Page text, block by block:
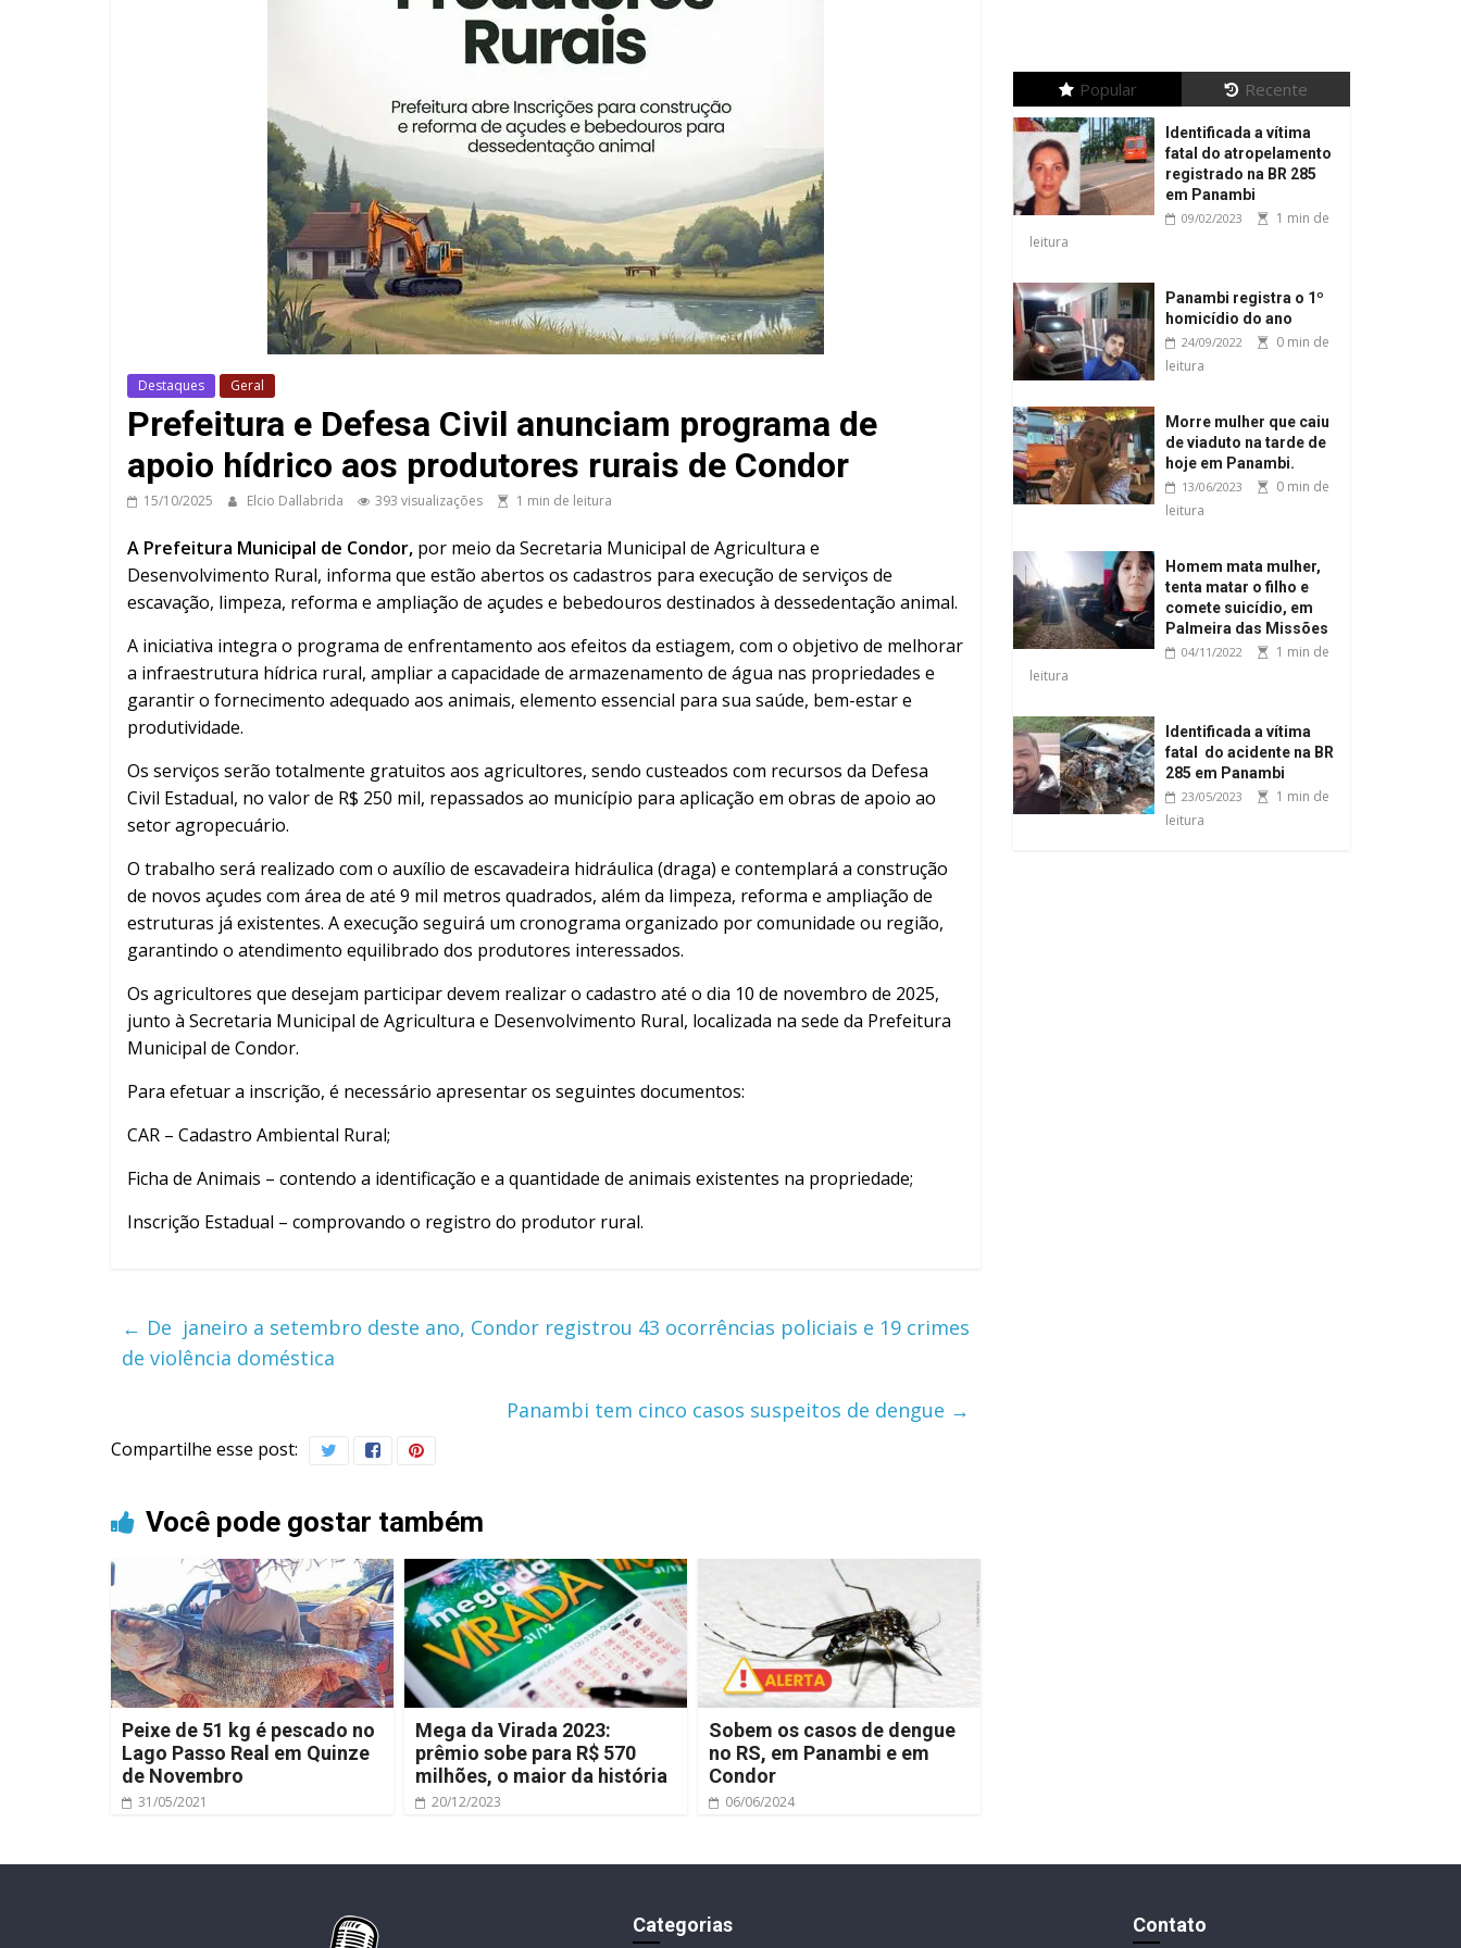
Destaques Geral
Prefeitura e Defesa Civil anunciam programa de
apoio hídrico aos produtores rurais de Condor
15/10/2025 Elcio Dallabrida 393 visualizações 1 min de leitura
A Prefeitura Municipal de Condor, por meio da Secretaria Municipal de Agricultura e
Desenvolvimento Rural, informa que estão abertos os cadastros para execução de serviços de
escavação, limpeza, reforma e ampliação de açudes e bebedouros destinados à dessedentação animal.
A iniciativa integra o programa de enfrentamento aos efeitos da estiagem, com o objetivo de melhorar
a infraestrutura hídrica rural, ampliar a capacidade de armazenamento de água nas propriedades e
garantir o fornecimento adequado aos animais, elemento essencial para sua saúde, bem-estar e
produtividade.
Os serviços serão totalmente gratuitos aos agricultores, sendo custeados com recursos da Defesa
Civil Estadual, no valor de R$ 250 mil, repassados ao município para aplicação em obras de apoio ao
setor agropecuário.
O trabalho será realizado com o auxílio de escavadeira hidráulica (draga) e contemplará a construção
de novos açudes com área de até 9 mil metros quadrados, além da limpeza, reforma e ampliação de
estruturas já existentes. A execução seguirá um cronograma organizado por comunidade ou região,
garantindo o atendimento equilibrado dos produtores interessados.
Os agricultores que desejam participar devem realizar o cadastro até o dia 10 de novembro de 2025,
junto à Secretaria Municipal de Agricultura e Desenvolvimento Rural, localizada na sede da Prefeitura
Municipal de Condor.
Para efetuar a inscrição, é necessário apresentar os seguintes documentos:
CAR – Cadastro Ambiental Rural;
Ficha de Animais – contendo a identificação e a quantidade de animais existentes na propriedade;
Inscrição Estadual – comprovando o registro do produtor rural.
← De janeiro a setembro deste ano, Condor registrou 43 ocorrências policiais e 19 crimes
de violência doméstica
Panambi tem cinco casos suspeitos de dengue →
Compartilhe esse post:
Você pode gostar também
Peixe de 51 kg é pescado no
Lago Passo Real em Quinze
de Novembro
31/05/2021
Mega da Virada 2023:
prêmio sobe para R$ 570
milhões, o maior da história
20/12/2023
Sobem os casos de dengue
no RS, em Panambi e em
Condor
06/06/2024
Popular Recente
Identificada a vítima
fatal do atropelamento
registrado na BR 285
em Panambi
09/02/2023
1 min de
leitura
Panambi registra o 1º
homicídio do ano
24/09/2022
0 min de
leitura
Morre mulher que caiu
de viaduto na tarde de
hoje em Panambi.
13/06/2023
0 min de
leitura
Homem mata mulher,
tenta matar o filho e
comete suicídio, em
Palmeira das Missões
04/11/2022
1 min de
leitura
Identificada a vítima
fatal do acidente na BR
285 em Panambi
23/05/2023
1 min de
leitura
Categorias Contato